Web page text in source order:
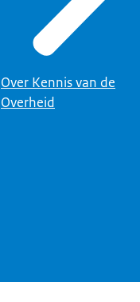
Over Kennis van de
Overheid